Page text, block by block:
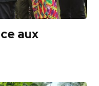
aux